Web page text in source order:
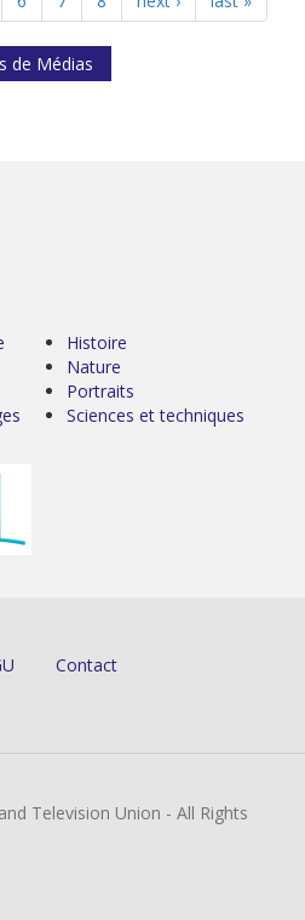
de Médias
Histoire
Nature
Portraits
Sciences et techniques
Contact
Television Union - All Rights